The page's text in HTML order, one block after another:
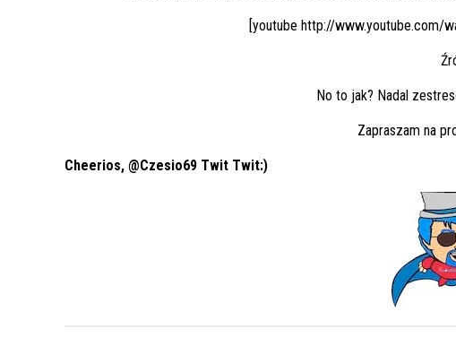
[youtube http://www.youtube.com/
No to jak? Nadal
Zapraszam na
Cheerios, @Czesio69 Twit Twit:)